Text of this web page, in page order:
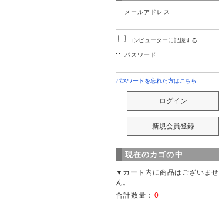
メールアドレス
コンピューターに記憶する
パスワード
パスワードを忘れた方はこちら
現在のカゴの中
▼カート内に商品はございませ
ん。
合計数量： 0